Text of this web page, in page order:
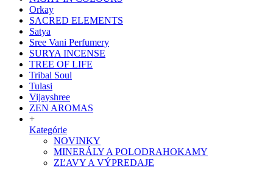
Orkay
SACRED ELEMENTS
Satya
Sree Vani Perfumery
SURYA INCENSE
TREE OF LIFE
Tribal Soul
Tulasi
Vijayshree
ZEN AROMAS
+
Kategórie
NOVINKY
MINERÁLY A POLODRAHOKAMY
ZĽAVY A VÝPREDAJE